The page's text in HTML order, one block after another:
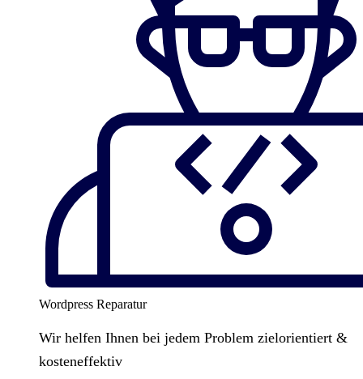
Wordpress Reparatur
Wir helfen Ihnen bei jedem Problem zielorientiert &
kosteneffektiv